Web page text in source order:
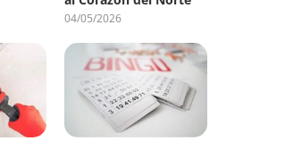
04/05/2026